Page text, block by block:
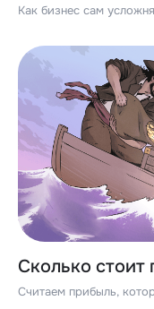
Как бизнес сам
Сколько стоит
Считаем прибыль,